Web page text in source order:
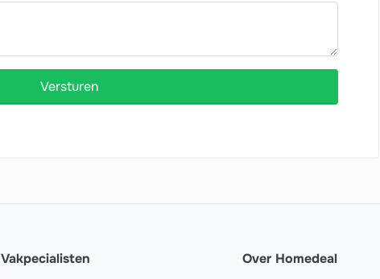
Versturen
Vakpecialisten
Over Homedeal